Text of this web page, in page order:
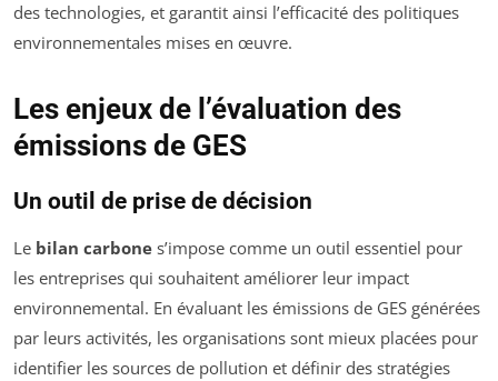
des technologies, et garantit ainsi l’efficacité des politiques
environnementales mises en œuvre.
Les enjeux de l’évaluation des
émissions de GES
Un outil de prise de décision
Le bilan carbone s’impose comme un outil essentiel pour
les entreprises qui souhaitent améliorer leur impact
environnemental. En évaluant les émissions de GES générées
par leurs activités, les organisations sont mieux placées pour
identifier les sources de pollution et définir des stratégies